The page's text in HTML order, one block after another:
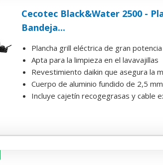
Cecotec Black&Water 2500 -
Bandeja...
Plancha grill eléctrica de gran
Apta para la limpieza en el lavavajillas
Revestimiento daikin que asegura la
Cuerpo de aluminio fundido de 2,5
Incluye cajetín recogegrasas y cable